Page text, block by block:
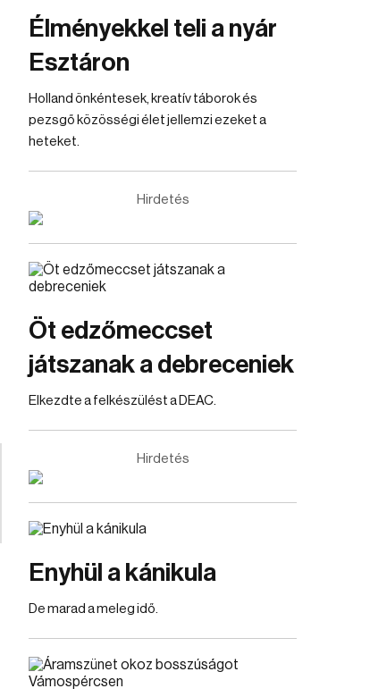
Élményekkel teli a nyár
Esztáron
Holland önkéntesek, kreatív táborok és
pezsgő közösségi élet jellemzi ezeket a
heteket.
Hirdetés
Öt edzőmeccset
játszanak a debreceniek
Elkezdte a felkészülést a DEAC.
Hirdetés
Enyhül a kánikula
De marad a meleg idő.